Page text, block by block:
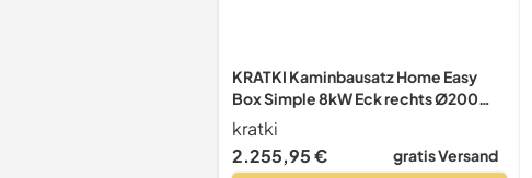
KRATKI Kaminbausatz Home Easy
Box Simple 8kW Eck rechts Ø200
BImSchV 2 weiß
kratki
2.255,95 €
gratis Versand